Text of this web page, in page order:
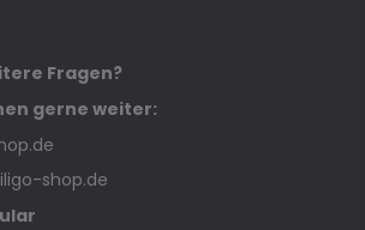
Fragen?
gerne weiter:
shop.de